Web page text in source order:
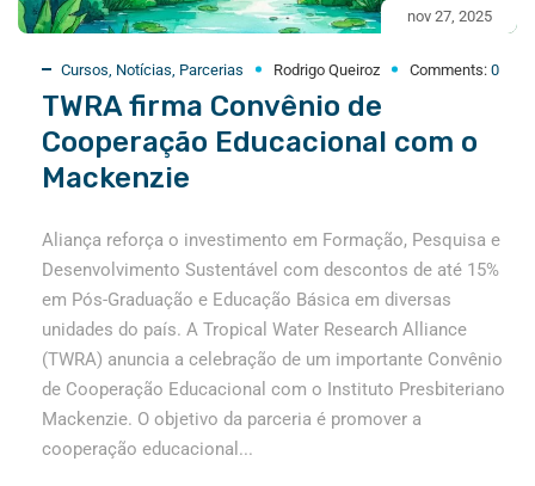
nov 27, 2025
Cursos Notícias Parcerias Rodrigo Queiroz Comments: 0
TWRA firma Convênio de
Cooperação Educacional com o
Mackenzie
Aliança reforça o investimento em Formação, Pesquisa e
Desenvolvimento Sustentável com descontos de até 15%
em Pós-Graduação e Educação Básica em diversas
unidades do país. A Tropical Water Research Alliance
(TWRA) anuncia a celebração de um importante Convênio
de Cooperação Educacional com o Instituto Presbiteriano
Mackenzie. O objetivo da parceria é promover a
cooperação educacional...